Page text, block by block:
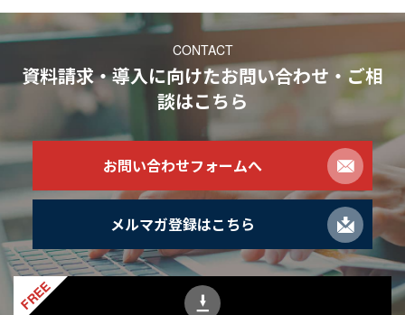
CONTACT
資料請求・導入に向けたお問い合わせ・ご相
談はこちら
お問い合わせフォームへ
メルマガ登録はこちら
FREE